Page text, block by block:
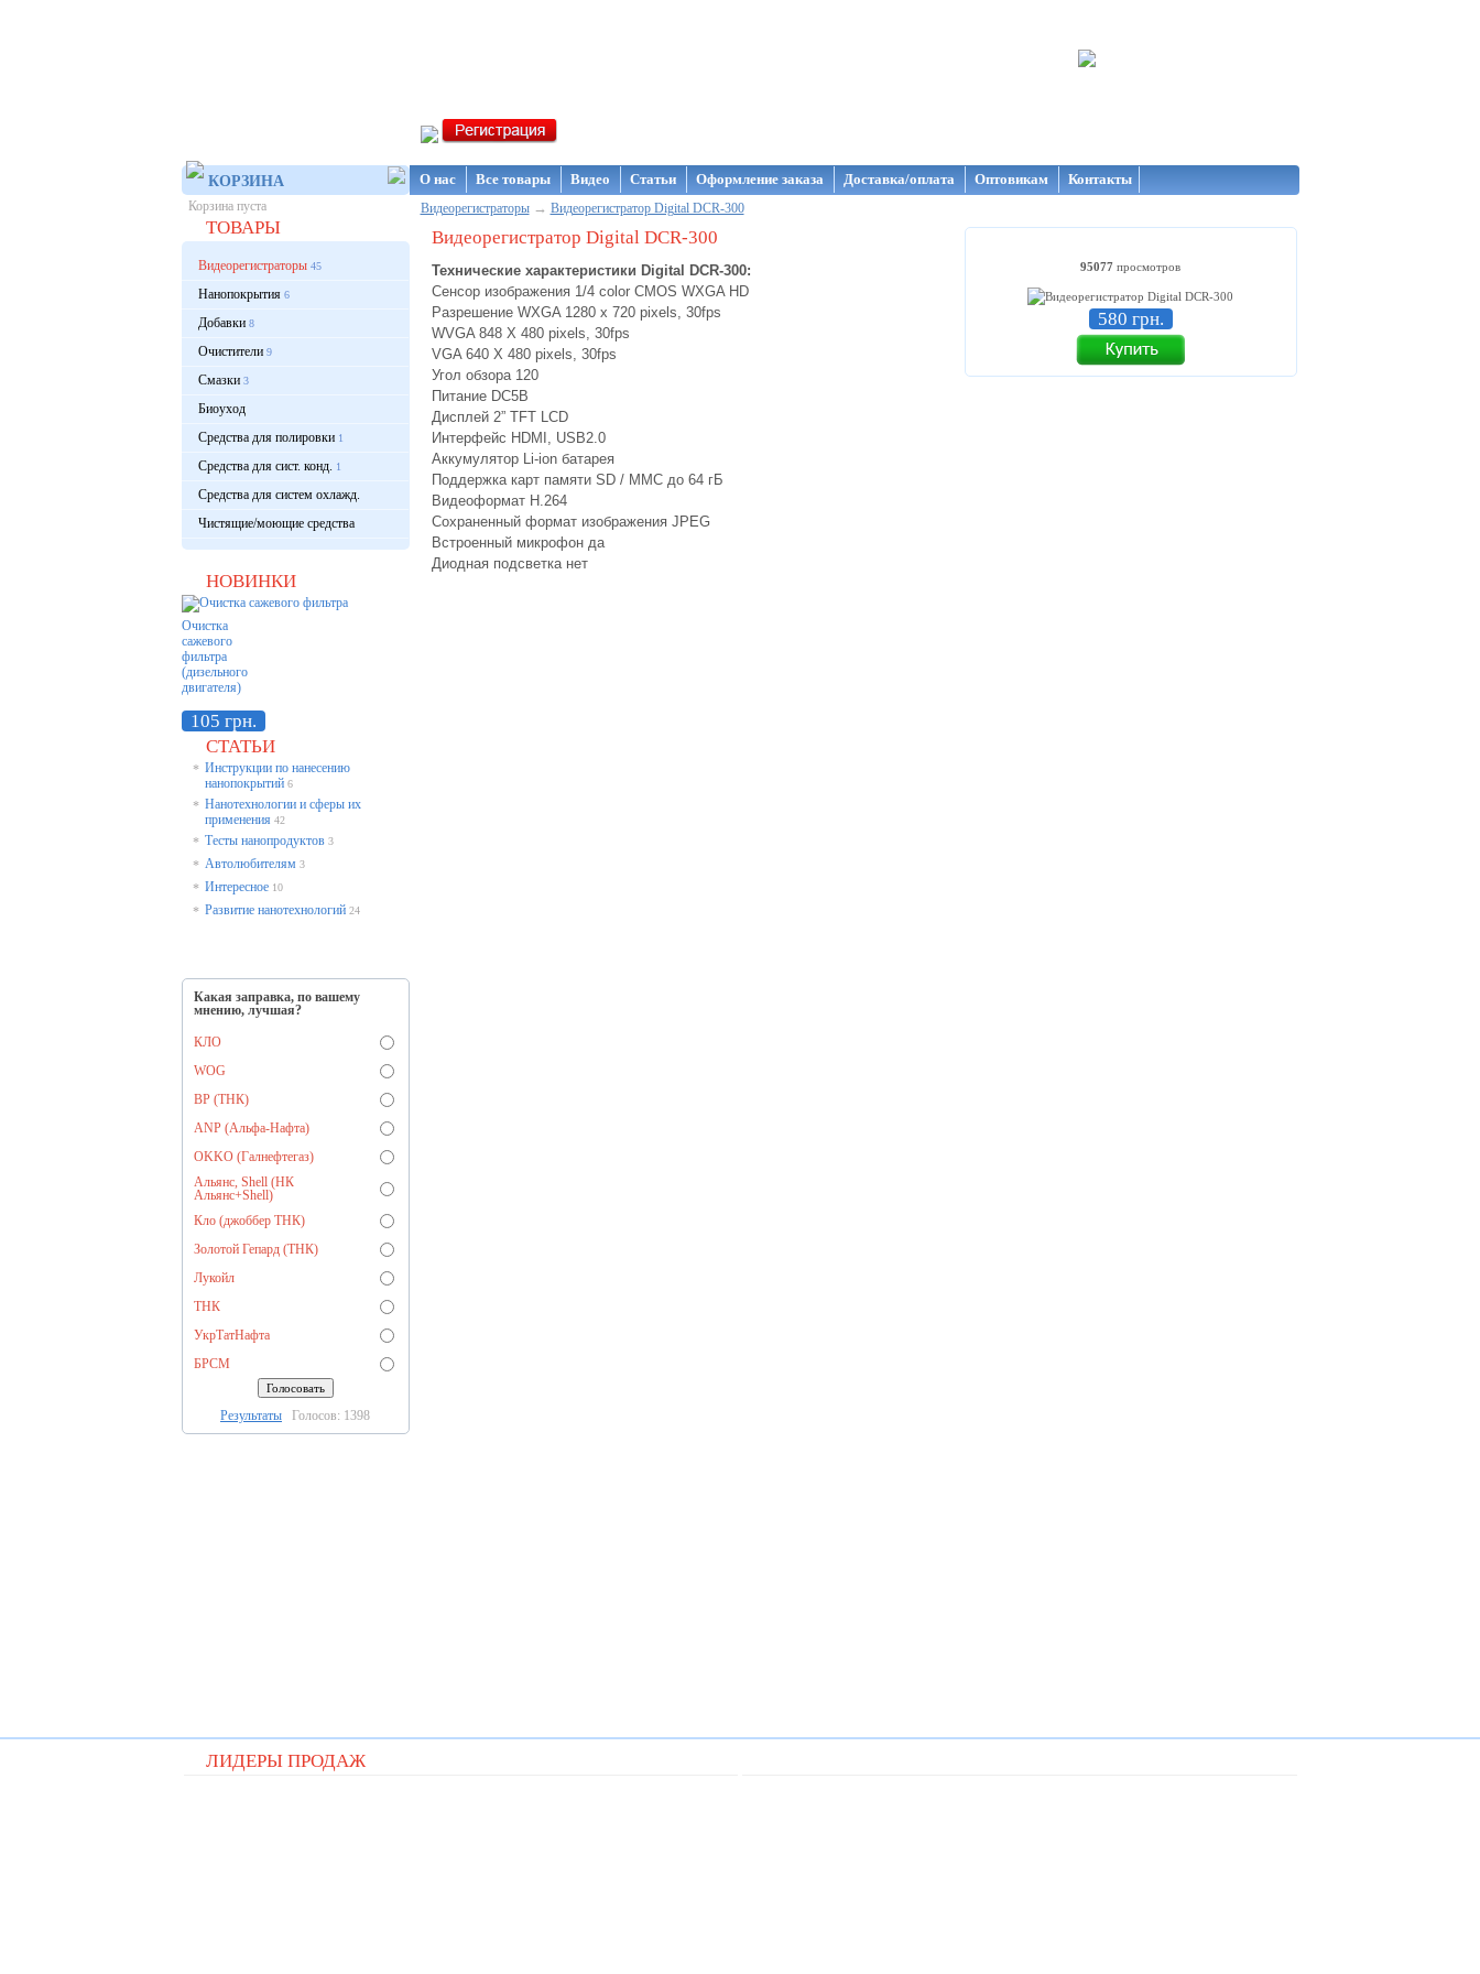
КОРЗИНА
Корзина пуста
ТОВАРЫ
Видеорегистраторы45
Нанопокрытия6
Добавки8
Очистители9
Смазки3
Биоуход
Средства для полировки1
Средства для сист. конд. 1
Средства для систем охлажд.
Чистящие/моющие средства
НОВИНКИ
Очистка
сажевого
фильтра
(дизельного
двигателя)
105 грн.
СТАТЬИ
* Инструкции по нанесению
нанопокрытий 6
* Нанотехнологии и сферы их
применения 42
* Тесты нанопродуктов 3
* Автолюбителям 3
* Интересное 10
* Развитие нанотехнологий 24
Какая заправка, по вашему
мнению, лучшая?
КЛО
WOG
BP (ТНК)
ANP (Альфа-Нафта)
OKKO (Галнефтегаз)
Альянс, Shell (НК
Альянс+Shell)
Кло (джоббер ТНК)
Золотой Гепард (ТНК)
Лукойл
ТНК
УкрТатНафта
БРСМ
Результаты Голосов: 1398
О нас Все товары Видео Статьи Оформление заказа Доставка/оплата Оптовикам Контакты
Видеорегистраторы→ Видеорегистратор Digital DCR-300
95077 просмотров
580 грн.
Видеорегистратор Digital DCR-300
Технические характеристики Digital DCR-300:
Сенсор изображения 1/4 color CMOS WXGA HD
Разрешение WXGA 1280 x 720 pixels, 30fps
WVGA 848 X 480 pixels, 30fps
VGA 640 X 480 pixels, 30fps
Угол обзора 120
Питание DC5В
Дисплей 2” TFT LCD
Интерфейс HDMI, USB2.0
Аккумулятор Li-ion батарея
Поддержка карт памяти SD / MMC до 64 гБ
Видеоформат H.264
Сохраненный формат изображения JPEG
Встроенный микрофон да
Диодная подсветка нет
ЛИДЕРЫ ПРОДАЖ